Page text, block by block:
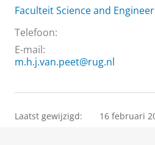
Faculteit Science and
Telefoon:
E-mail:
m.h.j.van.peet@rug.nl
Laatst gewijzigd: 16 februari